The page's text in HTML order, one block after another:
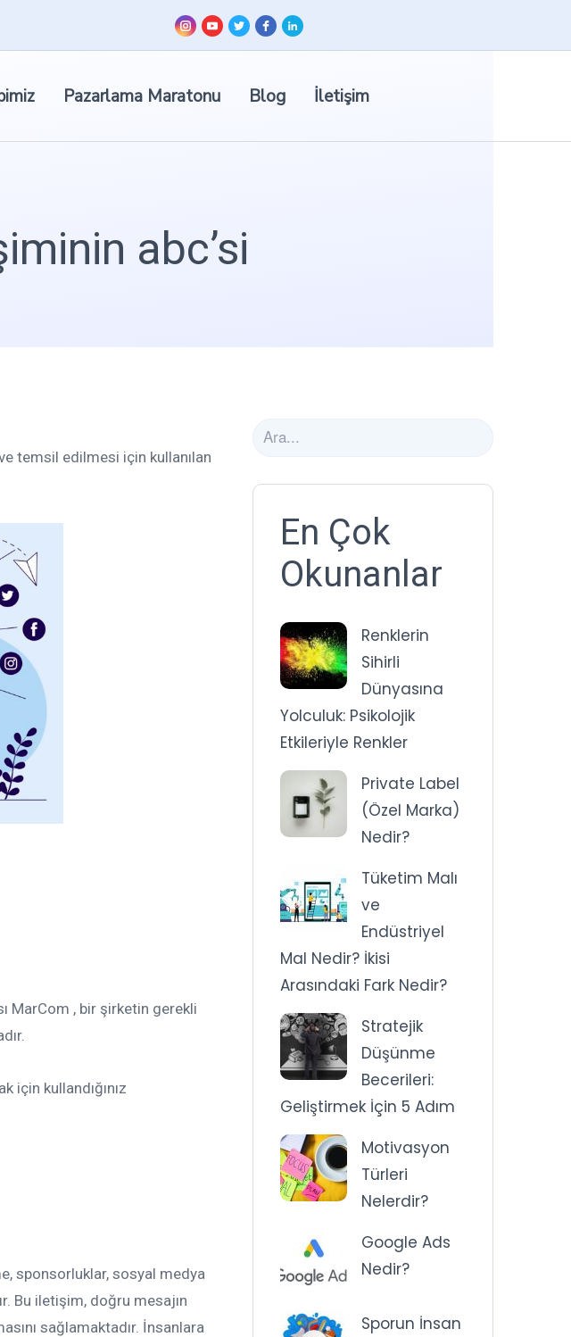
Pazarlama Maratonu Blog İletişim
abc’si
En Çok
Okunanlar
Renklerin
Sihirli
Dünyasına
Yolculuk: Psikolojik
Etkileriyle Renkler
Private Label
(Özel Marka)
Nedir?
Tüketim Malı
ve
Endüstriyel
Mal Nedir? İkisi
Arasındaki Fark Nedir?
Stratejik
Düşünme
Becerileri:
Geliştirmek İçin 5 Adım
Motivasyon
Türleri
Nelerdir?
Google Ads
Nedir?
Sporun İnsan
temsil edilmesi için kullanılan
MarCom , bir şirketin gerekli
için kullandığınız
sponsorluklar, sosyal medya
Bu iletişim, doğru mesajın
sağlamaktadır. İnsanlara